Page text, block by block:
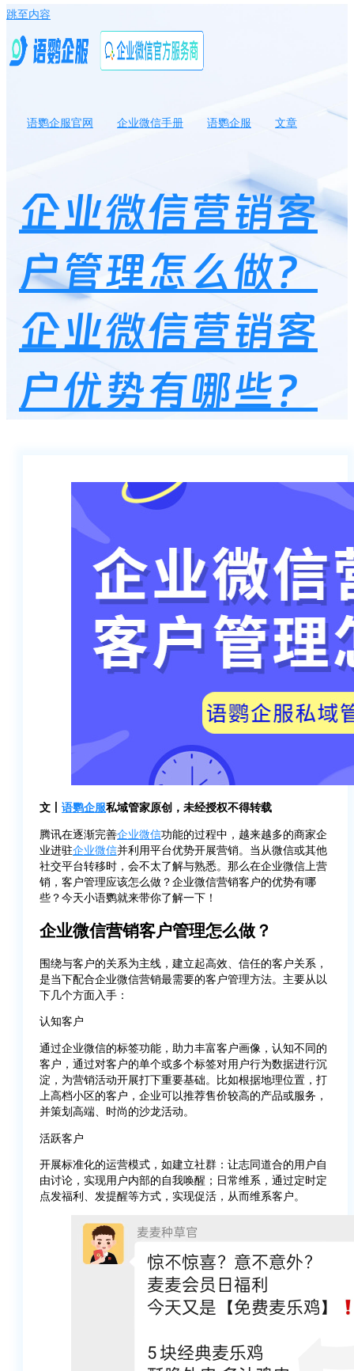
跳至内容
语鹦企服官网 企业微信手册 语鹦企服
文章
企业微信营销客
户管理怎么做？
企业微信营销客
户优势有哪些？
文丨 语鹦企服私域管家原创，未经授权不得转载
腾讯在逐渐完善企业微信功能的过程中，越来越多的商家企
业进驻企业微信并利用平台优势开展营销。当从微信或其他
社交平台转移时，会不太了解与熟悉。那么在企业微信上营
销，客户管理应该怎么做？企业微信营销客户的优势有哪
些？今天小语鹦就来带你了解一下！
企业微信营销客户管理怎么做？
围绕与客户的关系为主线，建立起高效、信任的客户关系，
是当下配合企业微信营销最需要的客户管理方法。主要从以
下几个方面入手：
认知客户
通过企业微信的标签功能，助力丰富客户画像，认知不同的
客户，通过对客户的单个或多个标签对用户行为数据进行沉
淀，为营销活动开展打下重要基础。比如根据地理位置，打
上高档小区的客户，企业可以推荐售价较高的产品或服务，
并策划高端、时尚的沙龙活动。
活跃客户
开展标准化的运营模式，如建立社群：让志同道合的用户自
由讨论，实现用户内部的自我唤醒；日常维系，通过定时定
点发福利、发提醒等方式，实现促活，从而维系客户。